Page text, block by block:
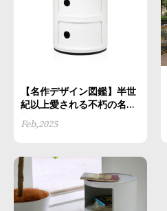
【名作デザイン図鑑】半世
紀以上愛される不朽の名作
収納「コンポニビリ」
Feb,2025